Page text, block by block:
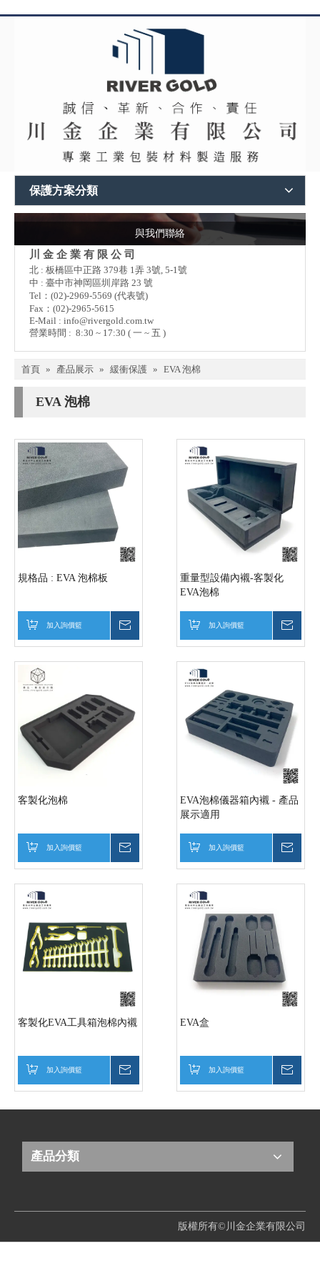
保護方案分類
與我們聯絡
川 金 企 業 有 限 公 司
北 : 板橋區中正路 379巷 1弄 3號, 5-1號
中 : 臺中市神岡區圳岸路 23 號
Tel：(02)-2969-5569 (代表號)
Fax：(02)-2965-5615
E-Mail : info@rivergold.com.tw
營業時間 : 8:30 ~ 17:30 ( 一 ~ 五 )
首頁 » 產品展示 » 緩衝保護 » EVA 泡棉
EVA 泡棉
規格品 : EVA 泡棉板
加入詢價籃
重量型設備內襯-客製化
EVA泡棉
加入詢價籃
客製化泡棉
加入詢價籃
EVA泡棉儀器箱內襯 - 產品
展示適用
加入詢價籃
客製化EVA工具箱泡棉內襯
加入詢價籃
EVA盒
加入詢價籃
產品分類
版權所有©川金企業有限公司